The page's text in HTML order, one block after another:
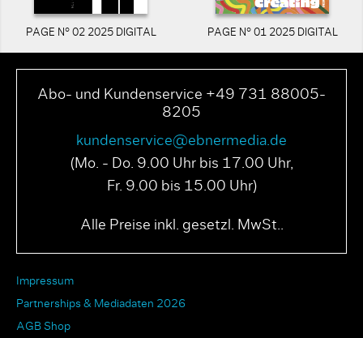
PAGE N° 02 2025 DIGITAL PAGE N° 01 2025 DIGITAL
Abo- und Kundenservice +49 731 88005-
8205
kundenservice@ebnermedia.de
(Mo. - Do. 9.00 Uhr bis 17.00 Uhr,
Fr. 9.00 bis 15.00 Uhr)
Alle Preise inkl. gesetzl. MwSt..
Impressum
Partnerships & Mediadaten 2026
AGB Shop